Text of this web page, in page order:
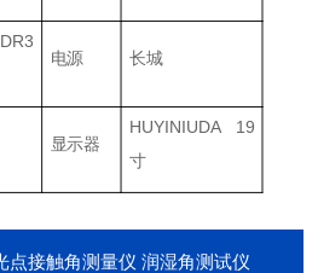
电源 长城
显示器
HUYINIUDA 19
寸
点接触角测量仪 润湿角测试仪